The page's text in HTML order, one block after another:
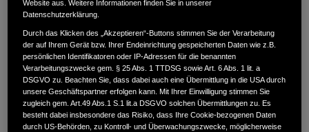
Bauschlotter Str. 87,
ANFAHRTSBESCHREIBUNG ANFORDERN
WEBSITE
Website aus. Weitere Informationen finden Sie in unserer
Datenschutzerklärung.
Durch das Klicken des „Akzeptieren“-Buttons stimmen Sie der Verarbeitung
der auf Ihrem Gerät bzw. Ihrer Endeinrichtung gespeicherten Daten wie z.B.
persönlichen Identifikatoren oder IP-Adressen für die benannten
Verarbeitungszwecke gem. § 25 Abs. 1 TTDSG sowie Art. 6 Abs. 1 lit. a
DSGVO zu. Beachten Sie, dass dabei auch eine Übermittlung in die USA durch
unsere Geschäftspartner erfolgen kann. Mit Ihrer Einwilligung stimmen Sie
zugleich gem. Art.49 Abs.1 S.1 lit.a DSGVO solchen Übermittlungen zu. Es
besteht dabei insbesondere das Risiko, dass Ihre Cookie-bezogenen Daten
durch US-Behörden, zu Kontroll- und Überwachungszwecke, möglicherweise